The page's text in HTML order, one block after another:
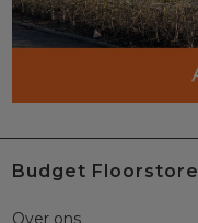
Budget Floorstore
Over ons